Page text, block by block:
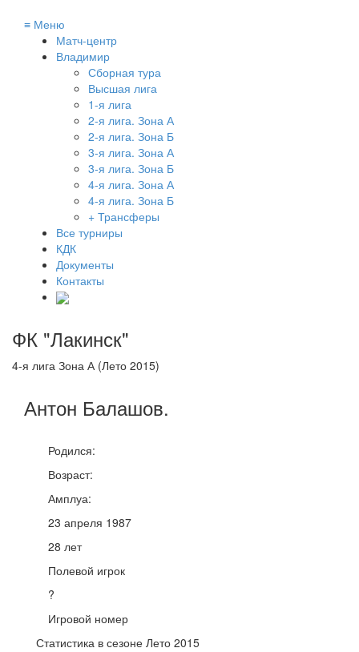
≡ Меню
Матч-центр
Владимир
Сборная тура
Высшая лига
1-я лига
2-я лига. Зона А
2-я лига. Зона Б
3-я лига. Зона А
3-я лига. Зона Б
4-я лига. Зона А
4-я лига. Зона Б
+ Трансферы
Все турниры
КДК
Документы
Контакты
ФК "Лакинск"
4-я лига Зона А (Лето 2015)
Антон Балашов.
Родился:
Возраст:
Амплуа:
23 апреля 1987
28 лет
Полевой игрок
?
Игровой номер
Статистика в сезоне Лето 2015